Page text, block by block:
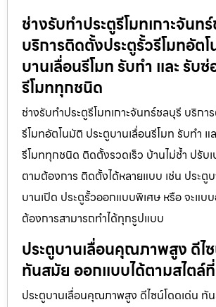
ช่างรับทำประตูรีโมทเกาะจันท
บริการติดตั้งประตูรั้วรีโมทอัต
บานเลื่อนรีโมท รับทำ และ รับ
รีโมททุกชนิด
ช่างรับทำประตูรีโมทเกาะจันทร์ชลบุรี บริกา
รีโมทอัตโนมัติ ประตูบานเลื่อนรีโมท รับทำ แ
รีโมททุกชนิด ติดตั้งรวดเร็ว บ้านไม่ช้ำ ปรับ
ตามต้องการ ติดตั้งได้หลายแบบ เช่น ประตู
บานเปิด ประตูรั้วออกแบบพิเศษ หรือ จะแบ
ต้องการสามารถทำได้ทุกรูปแบบ
ประตูบานเลื่อนคุณภาพสูง ดีไ
ทันสมัย ออกแบบได้ตามสไตล์
ประตูบานเลื่อนคุณภาพสูง ดีไซน์โดดเด่น ทั